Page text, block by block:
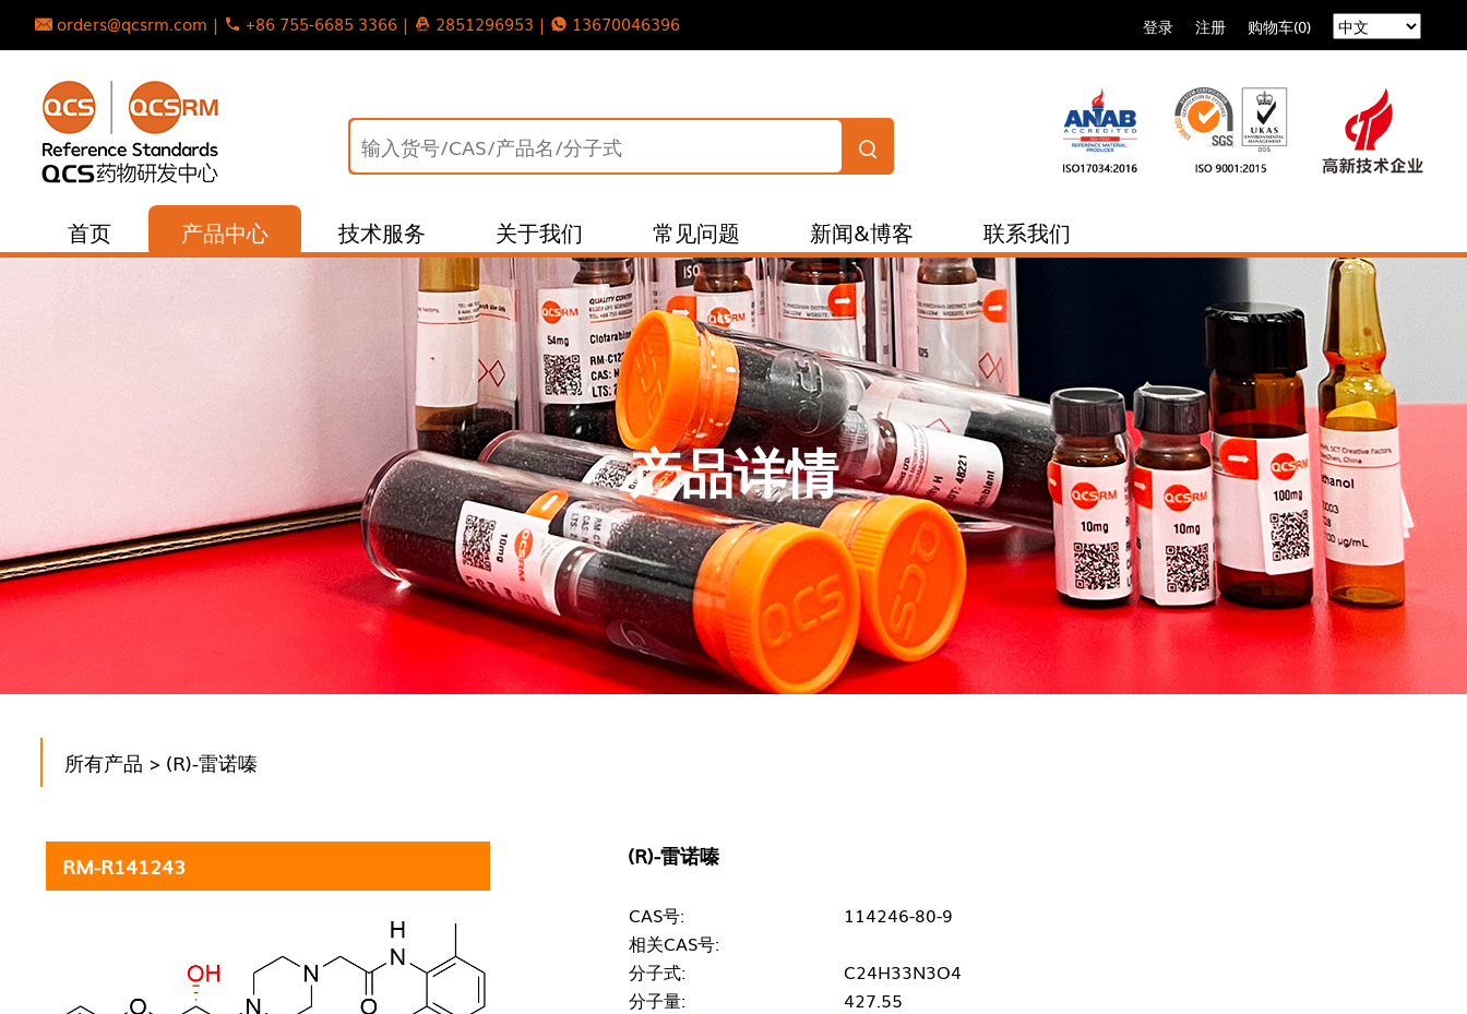
orders@qcsrm.com | +86 755-6685 3366 | 2851296953 | 13670046396 登录 注册 购物车(0)
首页 产品中心 技术服务 关于我们 常见问题 新闻&博客 联系我们
产品详情
所有产品 > (R)-雷诺嗪
RM-R141243 (R)-雷诺嗪
CAS号:
114246-80-9
相关CAS号:
分子式:
C24H33N3O4
分子量:
427.55